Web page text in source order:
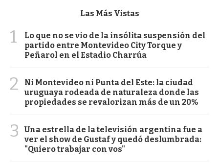
Las Más Vistas
1
Lo que no se vio de la insólita suspensión del
partido entre Montevideo City Torque y
Peñarol en el Estadio Charrúa
2
Ni Montevideo ni Punta del Este: la ciudad
uruguaya rodeada de naturaleza donde las
propiedades se revalorizan más de un 20%
3
Una estrella de la televisión argentina fue a
ver el show de Gustaf y quedó deslumbrada:
"Quiero trabajar con vos"